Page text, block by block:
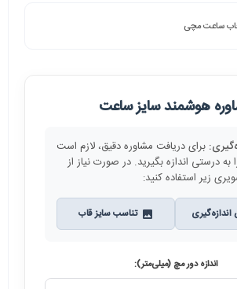
ساعت مچی
هوشمند سایز ساعت
برای دریافت مشاوره دقیق، لازم است
درستی اندازه بگیرید. در صورت نیاز از
زیر استفاده کنید:
تناسب سایز قاب
اندازه دور مچ (میلی‌متر):